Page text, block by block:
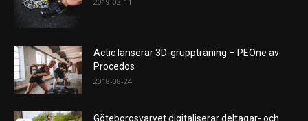
Actic lanserar 3D-gruppträning – PEOne av
Procedos
2018-08-24
Göteborgsvarvet digitaliserar deltagar- och